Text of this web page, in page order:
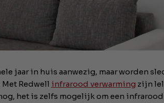
jaar in huis aanwezig, maar worden
Redwell infrarood verwarming zijn
het is zelfs mogelijk om een